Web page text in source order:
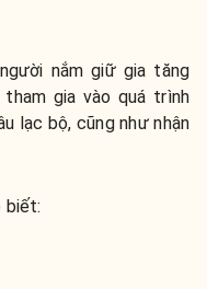
nắm giữ gia tăng
gia vào quá trình
lạc bộ, cũng như nhận
biết: